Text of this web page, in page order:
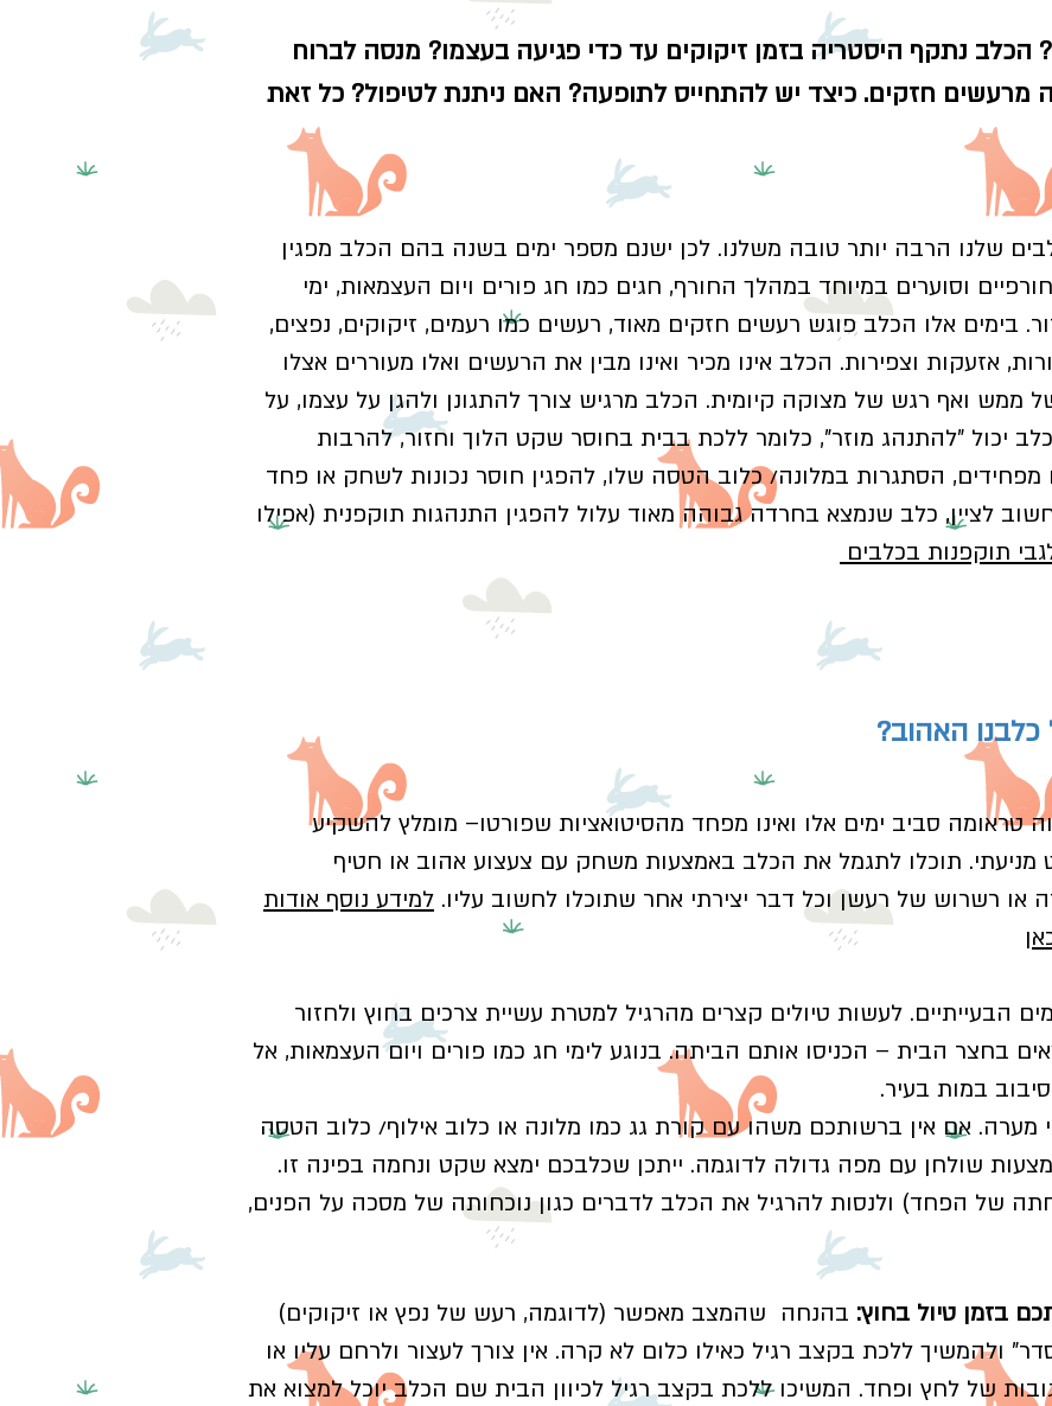
הכלב נתקף היסטריה בזמן זיקוקים עד כדי פגיעה בעצמו? מנסה לברוח
חזקים. כיצד יש להתחייס לתופעה? האם ניתנת לטיפול? כל זאת
שלנו הרבה יותר טובה משלנו. לכן ישנם מספר ימים בשנה בהם הכלב מפגין
וסוערים במיוחד במהלך החורף, חגים כמו חג פורים ויום העצמאות, ימי
בימים אלו הכלב פוגש רעשים חזקים מאוד, רעשים כמו רעמים, זיקוקים, נפצים,
אזעקות וצפירות. הכלב אינו מכיר ואינו מבין את הרעשים ואלו מעוררים אצלו
ואף רגש של מצוקה קיומית. הכלב מרגיש צורך להתגונן ולהגן על עצמו, על
יכול "להתנהג מוזר", כלומר ללכת בבית בחוסר שקט הלוך וחזור, להרבות
הסתגרות במלונה/ כלוב הטסה שלו, להפגין חוסר נכונות לשחק או פחד
לציין, כלב שנמצא בחרדה גבוהה מאוד עלול להפגין התנהגות תוקפנית (אפילו
תוקפנות בכלבים
כלבנו האהוב?
טראומה סביב ימים אלו ואינו מפחד מהסיטואציות שפורטו– מומלץ להשקיע
מניעתי. תוכלו לתגמל את הכלב באמצעות משחק עם צעצוע אהוב או חטיף
רשרוש של רעשן וכל דבר יצירתי אחר שתוכלו לחשוב עליו. למידע נוסף אודות
הבעייתיים. לעשות טיולים קצרים מהרגיל למטרת עשיית צרכים בחוץ ולחזור
בחצר הבית – הכניסו אותם הביתה. בנוגע לימי חג כמו פורים ויום העצמאות, אל
במות בעיר.
מערה. אם אין ברשותכם משהו עם קורת גג כמו מלונה או כלוב אילוף/ כלוב הטסה
שולחן עם מפה גדולה לדוגמה. ייתכן שכלבכם ימצא שקט ונחמה בפינה זו.
של הפחד) ולנסות להרגיל את הכלב לדברים כגון נוכחותה של מסכה על הפנים,
בזמן טיול בחוץ: בהנחה שהמצב מאפשר (לדוגמה, רעש של נפץ או זיקוקים)
ולהמשיך ללכת בקצב רגיל כאילו כלום לא קרה. אין צורך לעצור ולרחם עליו או
של לחץ ופחד. המשיכו ללכת בקצב רגיל לכיוון הבית שם הכלב יוכל למצוא את